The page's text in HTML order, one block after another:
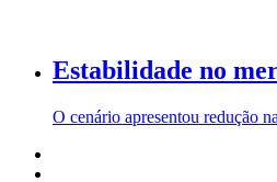
Estabilidade no
O cenário apresentou redução